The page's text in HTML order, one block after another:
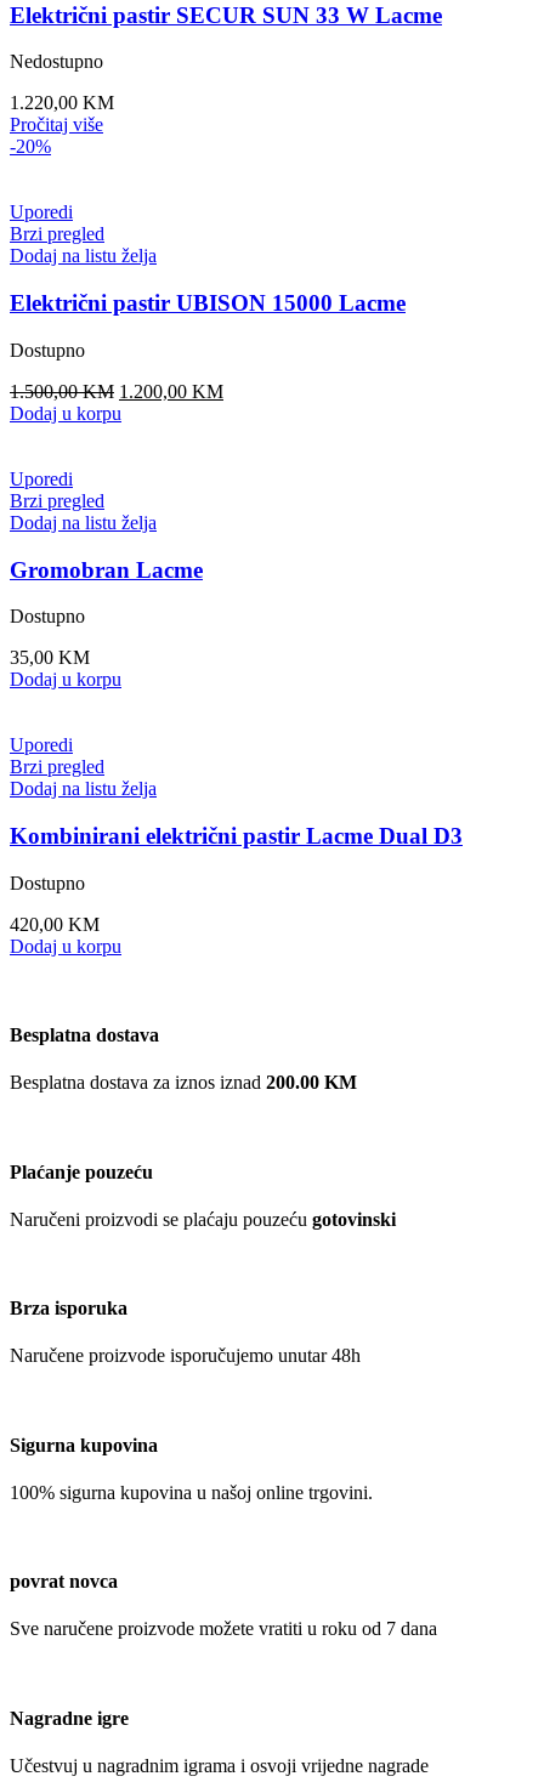
Električni pastir SECUR SUN 33 W Lacme
Nedostupno
1.220,00 KM
Pročitaj više
-20%
Uporedi
Brzi pregled
Dodaj na listu želja
Električni pastir UBISON 15000 Lacme
Dostupno
1.500,00KM Original
price
1.200,00 KMCurrent
Dodaj u korpu
Uporedi
Brzi pregled
Dodaj na listu želja
Gromobran Lacme
Dostupno
35,00 KM
Dodaj u korpu
Uporedi
Brzi pregled
Dodaj na listu želja
Kombinirani električni pastir Lacme Dual D3
Dostupno
420,00 KM
Dodaj u korpu
Besplatna dostava
Besplatna dostava za iznos iznad 200.00 KM
Plaćanje pouzeću
Naručeni proizvodi se plaćaju pouzeću gotovinski
Brza isporuka
Naručene proizvode isporučujemo unutar 48h
Sigurna kupovina
100% sigurna kupovina u našoj online trgovini.
povrat novca
Sve naručene proizvode možete vratiti u roku od 7 dana
Nagradne igre
Učestvuj u nagradnim igrama i osvoji vrijedne nagrade